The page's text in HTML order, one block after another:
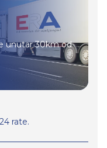
unutar 30km od
rate.